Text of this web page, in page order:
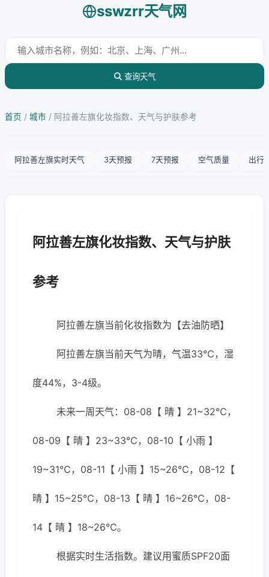
sswzrr天气网
查询天气
首页 / 城市 / 阿拉善左旗化妆指数、天气与护肤参考
阿拉善左旗实时天气 3天预报 7天预报 空气质量 出行
阿拉善左旗化妆指数、天气与护肤
参考
阿拉善左旗当前化妆指数为【去油防晒】
阿拉善左旗当前天气为晴，气温33℃，湿
度44%，3-4级。
未来一周天气：08-08【 晴 】21~32℃，
08-09【 晴 】23~33℃，08-10【 小雨 】
19~31℃，08-11【 小雨 】15~26℃，08-12【
晴 】15~25℃，08-13【 晴 】16~26℃，08-
14【 晴 】18~26℃。
根据实时生活指数。建议用蜜质SPF20面